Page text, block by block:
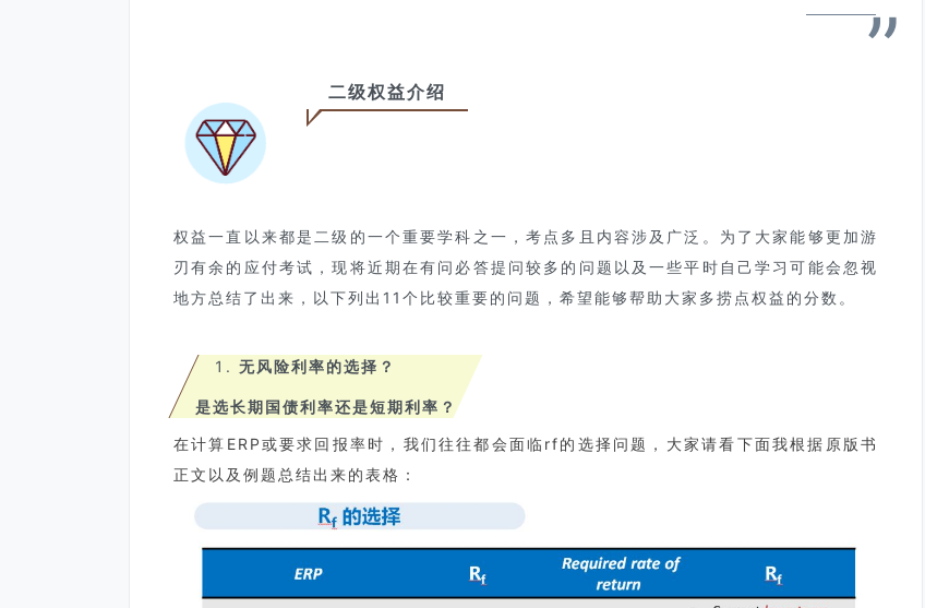
”
二级权益介绍
权益一直以来都是二级的一个重要学科之一，考点多且内容涉及广泛。为了大家能够更加游
刃有余的应付考试，现将近期在有问必答提问较多的问题以及一些平时自己学习可能会忽视
地方总结了出来，以下列出11个比较重要的问题，希望能够帮助大家多捞点权益的分数。
无风险利率的选择？
是选长期国债利率还是短期利率？
在计算ERP或要求回报率时，我们往往都会面临rf的选择问题，大家请看下面我根据原版书
正文以及例题总结出来的表格：